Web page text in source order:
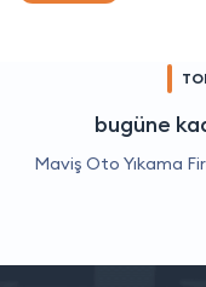
bugüne
Maviş Oto Yıkama